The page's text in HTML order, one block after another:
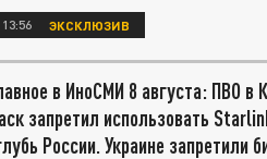
13:56 ЭКСКЛЮЗИВ
в ИноСМИ 8 августа: ПВО в
запретил использовать
России. Украине запретили